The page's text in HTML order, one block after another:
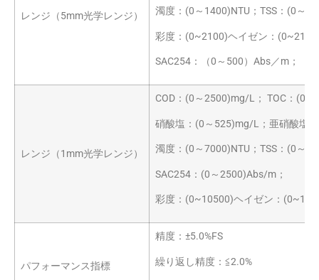
レンジ（5mm光学レンジ） 濁度：(0～1400)NTU；TSS：(0～
彩度：(0~2100)ヘイゼン：
SAC254：（0～500）Abs／m；（0
レンジ（1mm光学レンジ）
COD：(0～2500)mg/L； TOC：(0
硝酸塩：(0～525)mg/L；亜硝酸塩
濁度：(0～7000)NTU；TSS：(0～
SAC254：(0～2500)Abs/m；
彩度：(0~10500)ヘイゼン：
パフォーマンス指標
精度：±5.0%FS
繰り返し精度：≦2.0%